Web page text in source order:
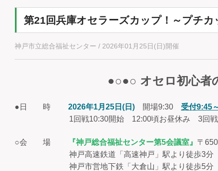
第21回兵庫オセラーズカップ！～プチカ
神戸市立総合福祉センター / 2026年01月25日(日)開催
●○●○ オセロ初心者
●日 時 2026年1月25日(日) 開場9:30 受付9:45
1回戦10:30開始 12:00頃お昼休み 3回戦
○会 場 『神戸総合福祉センター第5会議室』 〒
神戸高速鉄道「高速神戸」駅より徒歩3分
神戸市営地下鉄「大倉山」駅より徒歩5分